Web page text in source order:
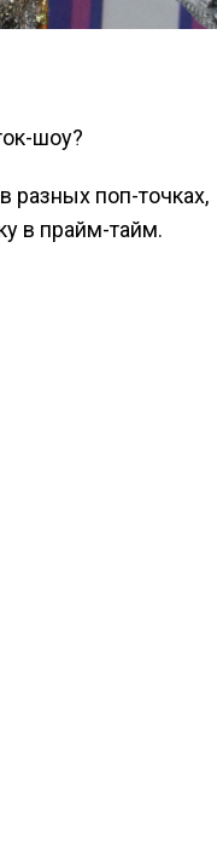
шоу?
разных поп-точках,
в прайм-тайм.